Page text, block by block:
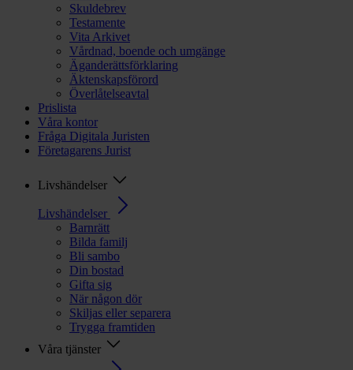
Skuldebrev
Testamente
Vita Arkivet
Vårdnad, boende och umgänge
Äganderättsförklaring
Äktenskapsförord
Överlåtelseavtal
Prislista
Våra kontor
Fråga Digitala Juristen
Företagarens Jurist
Livshändelser
Livshändelser
Barnrätt
Bilda familj
Bli sambo
Din bostad
Gifta sig
När någon dör
Skiljas eller separera
Trygga framtiden
Våra tjänster